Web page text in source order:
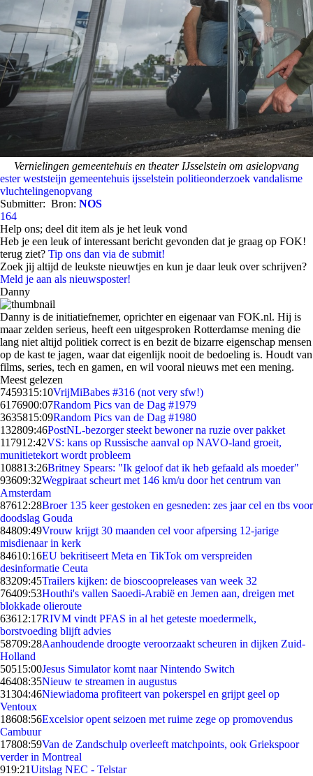
Vernielingen gemeentehuis en theater IJsselstein om asielopvang
ester weststeijn gemeentehuis ijsselstein politieonderzoek vandalisme
vluchtelingenopvang
Submitter: Bron: NOS
164
Help ons; deel dit item als je het leuk vond
Heb je een leuk of interessant bericht gevonden dat je graag op FOK!
terug ziet? Tip ons dan via de submit!
Zoek jij altijd de leukste nieuwtjes en kun je daar leuk over schrijven?
Meld je aan als nieuwsposter!
Danny
Danny is de initiatiefnemer, oprichter en eigenaar van FOK.nl. Hij is
maar zelden serieus, heeft een uitgesproken Rotterdamse mening die
lang niet altijd politiek correct is en bezit de bizarre eigenschap mensen
op de kast te jagen, waar dat eigenlijk nooit de bedoeling is. Houdt van
films, series, tech en gamen, en wil vooral nieuws met een mening.
Meest gelezen
7459315:10VrijMiBabes #316 (not very sfw!)
6176900:07Random Pics van de Dag #1979
3635815:09Random Pics van de Dag #1980
132809:46PostNL-bezorger steekt bewoner na ruzie over pakket
117912:42VS: kans op Russische aanval op NAVO-land groeit,
munitietekort wordt probleem
108813:26Britney Spears: "Ik geloof dat ik heb gefaald als moeder"
93609:32Wegpiraat scheurt met 146 km/u door het centrum van
Amsterdam
87612:28Broer 135 keer gestoken en gesneden: zes jaar cel en tbs voor
doodslag Gouda
84809:49Vrouw krijgt 30 maanden cel voor afpersing 12-jarige
misdienaar in kerk
84610:16EU bekritiseert Meta en TikTok om verspreiden
desinformatie Ceuta
83209:45Trailers kijken: de bioscoopreleases van week 32
76409:53Houthi's vallen Saoedi-Arabië en Jemen aan, dreigen met
blokkade olieroute
63612:17RIVM vindt PFAS in al het geteste moedermelk,
borstvoeding blijft advies
58709:28Aanhoudende droogte veroorzaakt scheuren in dijken Zuid-
Holland
50515:00Jesus Simulator komt naar Nintendo Switch
46408:35Nieuw te streamen in augustus
31304:46Niewiadoma profiteert van pokerspel en grijpt geel op
Ventoux
18608:56Excelsior opent seizoen met ruime zege op promovendus
Cambuur
17808:59Van de Zandschulp overleeft matchpoints, ook Griekspoor
verder in Montreal
919:21Uitslag NEC - Telstar